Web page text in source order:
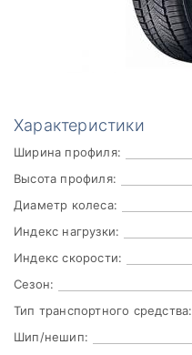
Характеристики
Ширина профиля:
Высота профиля:
Диаметр колеса:
Индекс нагрузки:
Индекс скорости:
Сезон:
Тип транспортного средства:
Шип/нешип: